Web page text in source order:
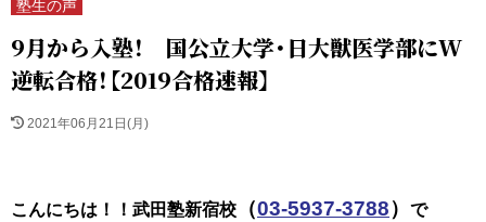
塾生の声
9月から入塾！ 国公立大学・日大獣医学部にW
逆転合格！【2019合格速報】
2021年06月21日(月)
こんにちは！！武田塾新宿校 （03-5937-3788）
で